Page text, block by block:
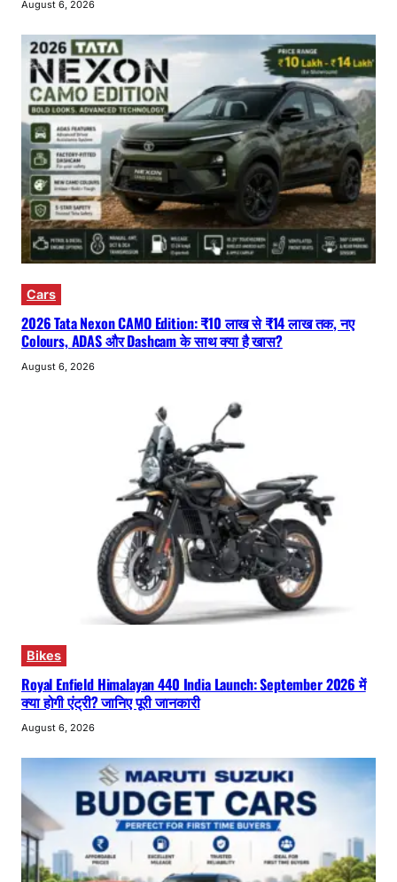
August 6, 2026
Cars
2026 Tata Nexon CAMO Edition: ₹10 लाख से ₹14 लाख तक, नए
Colours, ADAS और Dashcam के साथ क्या है खास?
August 6, 2026
Bikes
Royal Enfield Himalayan 440 India Launch: September 2026 में
क्या होगी एंट्री? जानिए पूरी जानकारी
August 6, 2026